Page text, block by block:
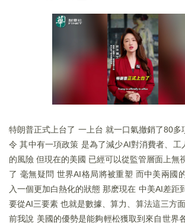
特朗普正式上台了 一上台 就一口氣撤銷了80多
令 其中有一項政策 是為了減少AI對消費者、工
的風險 但現在的美國 已經可以從監管層面上無
了 毫無疑問 世界AI格局將被重塑 而中美兩國
入一個更加白熱化的狀態 那麽現在 中美AI差距
要從AI三要素 也就是數據、算力、算法這三方
前我說 美國的優勢是能夠輕松獲取到來自世界